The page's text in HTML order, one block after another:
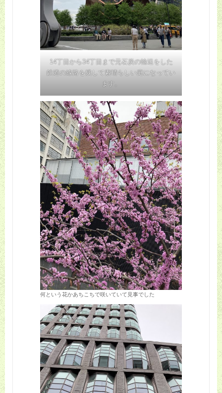
14丁目から34丁目まで元石炭の輸送をした
鉄道の線路を残して素晴らしい庭になってい
ます。
何という花かあちこちで咲いていて見事でした